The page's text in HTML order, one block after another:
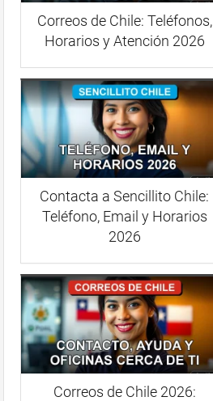
Correos de Chile: Teléfonos,
Horarios y Atención 2026
Contacta a Sencillito Chile:
Teléfono, Email y Horarios
2026
Correos de Chile 2026: